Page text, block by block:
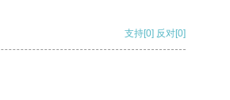
支持[0] 反对[0]